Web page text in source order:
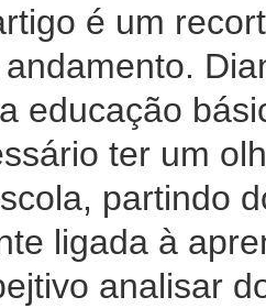
é um
educação
ter um
partindo
ligada à
analisar